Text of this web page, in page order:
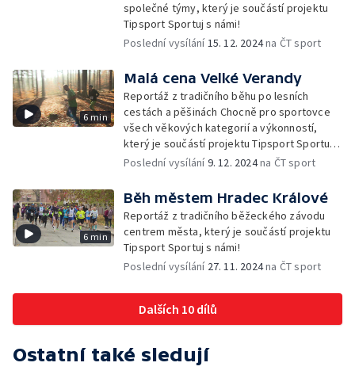
společné týmy, který je součástí projektu
Tipsport Sportuj s námi!
Poslední vysílání15. 12. 2024na ČT sport
6 min
Malá cena Velké Verandy
Reportáž z tradičního běhu po lesních
cestách a pěšinách Chocně pro sportovce
všech věkových kategorií a výkonností,
který je součástí projektu Tipsport Sportuj
s námi!
Poslední vysílání9. 12. 2024na ČT sport
6 min
Běh městem Hradec Králové
Reportáž z tradičního běžeckého závodu
centrem města, který je součástí projektu
Tipsport Sportuj s námi!
Poslední vysílání 27. 11. 2024na ČT sport
Dalších 10 dílů
Ostatní také sledují